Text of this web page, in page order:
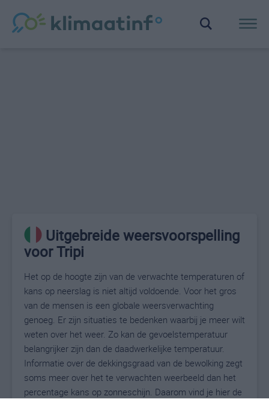
Uitgebreide weersvoorspelling
voor Tripi
Het op de hoogte zijn van de verwachte temperaturen of
kans op neerslag is niet altijd voldoende. Voor het gros
van de mensen is een globale weersverwachting
genoeg. Er zijn situaties te bedenken waarbij je meer wilt
weten over het weer. Zo kan de gevoelstemperatuur
belangrijker zijn dan de daadwerkelijke temperatuur.
Informatie over de dekkingsgraad van de bewolking zegt
soms meer over het te verwachten weerbeeld dan het
percentage kans op zonneschijn. Daarom vind je hier de